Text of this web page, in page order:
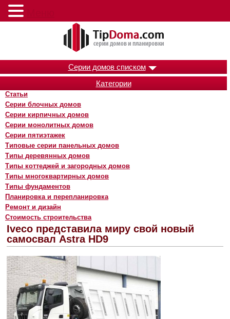
Серии домов списком
Категории
Статьи
Серии блочных домов
Серии кирпичных домов
Серии монолитных домов
Серии пятиэтажек
Типовые серии панельных домов
Типы деревянных домов
Типы коттеджей и загородных домов
Типы многоквартирных домов
Типы фундаментов
Планировка и перепланировка
Ремонт и дизайн
Стоимость строительства
Iveco представила миру свой новый
самосвал Astra HD9